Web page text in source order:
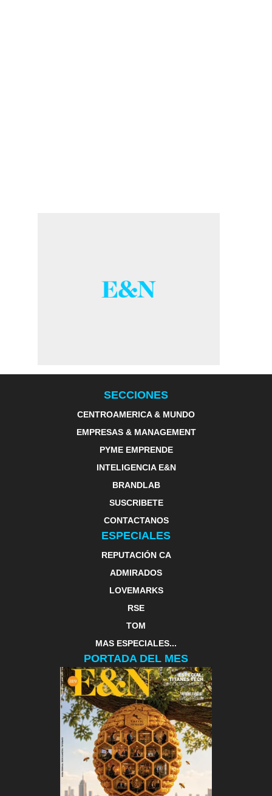
SECCIONES
CENTROAMERICA & MUNDO
EMPRESAS & MANAGEMENT
PYME EMPRENDE
INTELIGENCIA E&N
BRANDLAB
SUSCRIBETE
CONTACTANOS
ESPECIALES
REPUTACIÓN CA
ADMIRADOS
LOVEMARKS
RSE
TOM
MAS ESPECIALES...
PORTADA DEL MES